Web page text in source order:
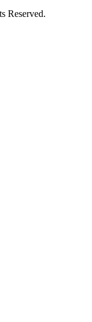
Reserved.